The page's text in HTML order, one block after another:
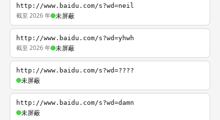
http://www.baidu.com/s?wd=neil
截至 2026 年 未屏蔽
http://www.baidu.com/s?wd=yhwh
截至 2026 年 未屏蔽
http://www.baidu.com/s?wd=????
未屏蔽
http://www.baidu.com/s?wd=damn
未屏蔽